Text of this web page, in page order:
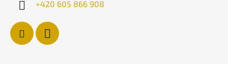
+420 605 866 908